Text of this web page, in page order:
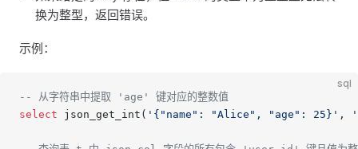
换为整型，返回错误。
示例：
sql
-- 从字符串中提取 'age' 键对应的整数值
select json_get_int( '{"name": "Alice", "age": 25}' ,